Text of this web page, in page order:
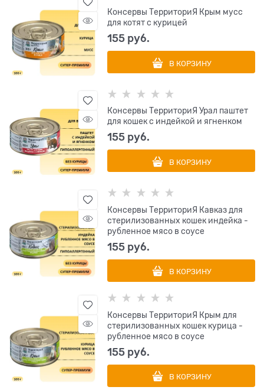
Консервы ТерриториЯ Крым мусс
для котят с курицей
155 руб.
В КОРЗИНУ
Консервы ТерриториЯ Урал паштет
для кошек с индейкой и ягненком
155 руб.
В КОРЗИНУ
Консервы ТерриториЯ Кавказ для
стерилизованных кошек индейка -
рубленное мясо в соусе
155 руб.
В КОРЗИНУ
Консервы ТерриториЯ Крым для
стерилизованных кошек курица -
рубленное мясо в соусе
155 руб.
В КОРЗИНУ